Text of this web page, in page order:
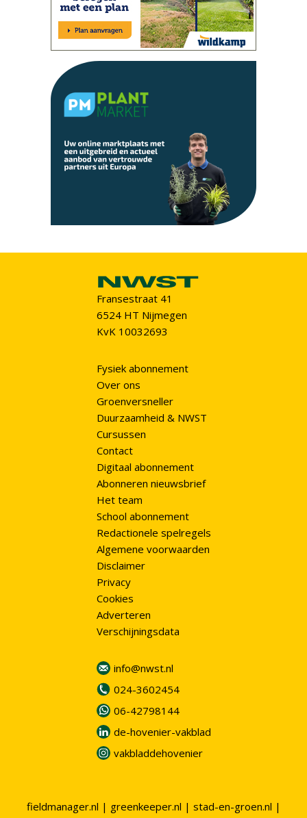
Fransestraat 41
6524 HT Nijmegen
KvK 10032693
Fysiek abonnement
Over ons
Groenversneller
Duurzaamheid & NWST
Cursussen
Contact
Digitaal abonnement
Abonneren nieuwsbrief
Het team
School abonnement
Redactionele spelregels
Algemene voorwaarden
Disclaimer
Privacy
Cookies
Adverteren
Verschijningsdata
info@nwst.nl
024-3602454
06-42798144
de-hovenier-vakblad
vakbladdehovenier
fieldmanager.nl | greenkeeper.nl | stad-en-groen.nl |